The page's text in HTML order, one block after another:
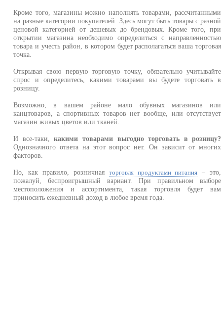
Кроме того, магазины можно наполнять товарами, рассчитанными
на разные категории покупателей. Здесь могут быть товары с разной
ценовой категорией от дешевых до брендовых. Кроме того, при
открытии магазина необходимо определиться с направленностью
товара и учесть район, в котором будет располагаться ваша торговая
точка.
Открывая свою первую торговую точку, обязательно учитывайте
спрос и определитесь, какими товарами вы будете торговать в
розницу.
Возможно, в вашем районе мало обувных магазинов или
канцтоваров, а спортивных товаров нет вообще, или отсутствует
магазин живых цветов или тканей.
И все-таки,какими товарами выгодно торговать в розницу?
Однозначного ответа на этот вопрос нет. Он зависит от многих
факторов.
Но, как правило, розничная торговля продуктами питания – это,
пожалуй, беспроигрышный вариант. При правильном выборе
местоположения и ассортимента, такая торговля будет вам
приносить ежедневный доход в любое время года.